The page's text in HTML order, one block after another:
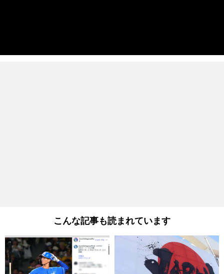
こんな記事も読まれています